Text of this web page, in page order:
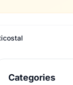
Categories